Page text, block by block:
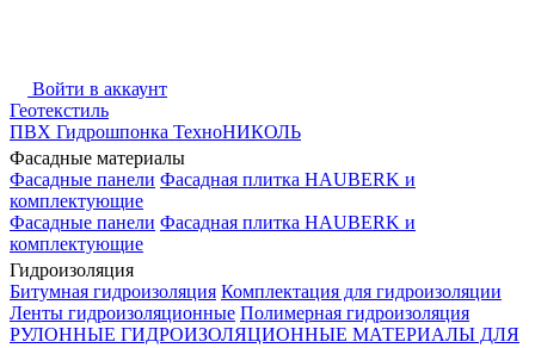
Войти в аккаунт
Геотекстиль
ПВХ Гидрошпонка ТехноНИКОЛЬ
Фасадные материалы
Фасадные панели Фасадная плитка HAUBERK и
комплектующие
Фасадные панели Фасадная плитка HAUBERK и
комплектующие
Гидроизоляция
Битумная гидроизоляция Комплектация для гидроизоляции
Ленты гидроизоляционные Полимерная гидроизоляция
РУЛОННЫЕ ГИДРОИЗОЛЯЦИОННЫЕ МАТЕРИАЛЫ ДЛЯ